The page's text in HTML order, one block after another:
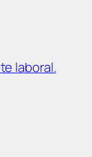
laboral.